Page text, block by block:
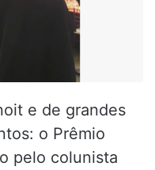
e de grandes
o Prêmio
pelo colunista